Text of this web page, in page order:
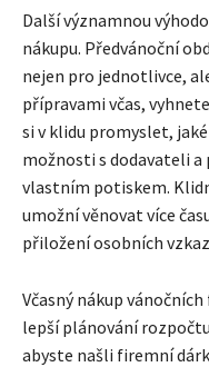
Další významnou
nákupu. Předvánoční
nejen pro jednotlivce,
přípravami včas,
si v klidu promyslet, jaké
možnosti s dodavateli
vlastním potiskem.
umožní věnovat více
přiložení osobních
Včasný nákup
lepší plánování
abyste našli firemní